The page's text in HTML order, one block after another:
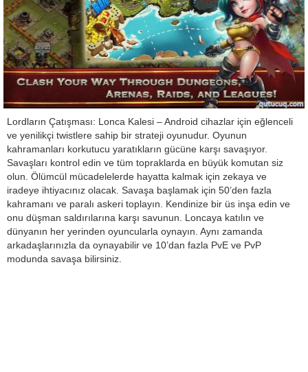
Lordların Çatışması: Lonca Kalesi – Android cihazlar için eğlenceli
ve yenilikçi twistlere sahip bir strateji oyunudur. Oyunun
kahramanları korkutucu yaratıkların gücüne karşı savaşıyor.
Savaşları kontrol edin ve tüm topraklarda en büyük komutan siz
olun. Ölümcül mücadelelerde hayatta kalmak için zekaya ve
iradeye ihtiyacınız olacak. Savaşa başlamak için 50’den fazla
kahramanı ve paralı askeri toplayın. Kendinize bir üs inşa edin ve
onu düşman saldırılarına karşı savunun. Loncaya katılın ve
dünyanın her yerinden oyuncularla oynayın. Aynı zamanda
arkadaşlarınızla da oynayabilir ve 10’dan fazla PvE ve PvP
modunda savaşa bilirsiniz.